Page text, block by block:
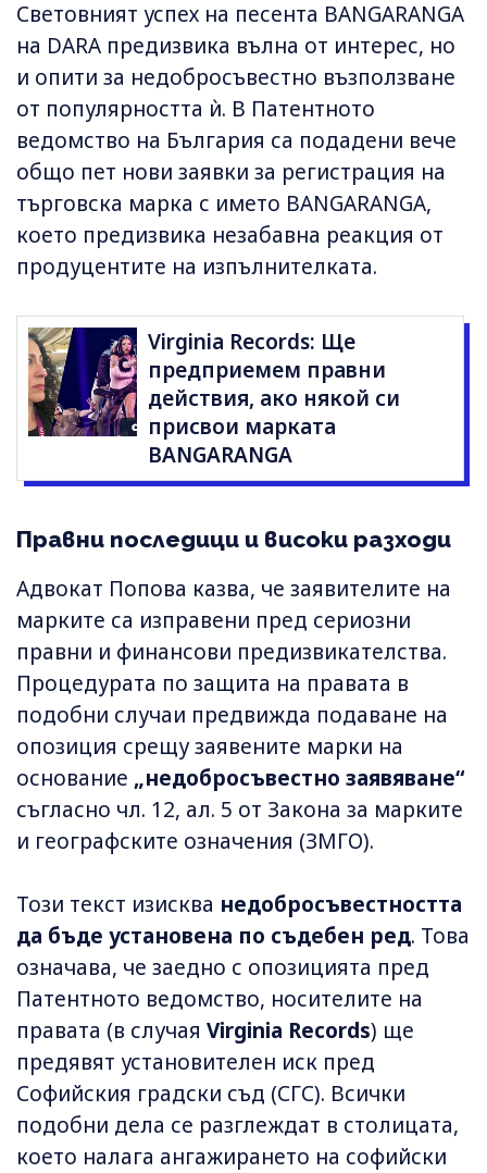
Световният успех на песента BANGARANGA
на DARA предизвика вълна от интерес, но
и опити за недобросъвестно възползване
от популярността ѝ. В Патентното
ведомство на България са подадени вече
общо пет нови заявки за регистрация на
търговска марка с името BANGARANGA,
което предизвика незабавна реакция от
продуцентите на изпълнителката.
Virginia Records: Ще
предприемем правни
действия, ако някой си
присвои марката
BANGARANGA
Правни последици и високи разходи
Адвокат Попова казва, че заявителите на
марките са изправени пред сериозни
правни и финансови предизвикателства.
Процедурата по защита на правата в
подобни случаи предвижда подаване на
опозиция срещу заявените марки на
основание „недобросъвестно заявяване“
съгласно чл. 12, ал. 5 от Закона за марките
и географските означения (ЗМГО).
Този текст изисква недобросъвестността
да бъде установена по съдебен ред. Това
означава, че заедно с опозицията пред
Патентното ведомство, носителите на
правата (в случая Virginia Records) ще
предявят установителен иск пред
Софийския градски съд (СГС). Всички
подобни дела се разглеждат в столицата,
което налага ангажирането на софийски